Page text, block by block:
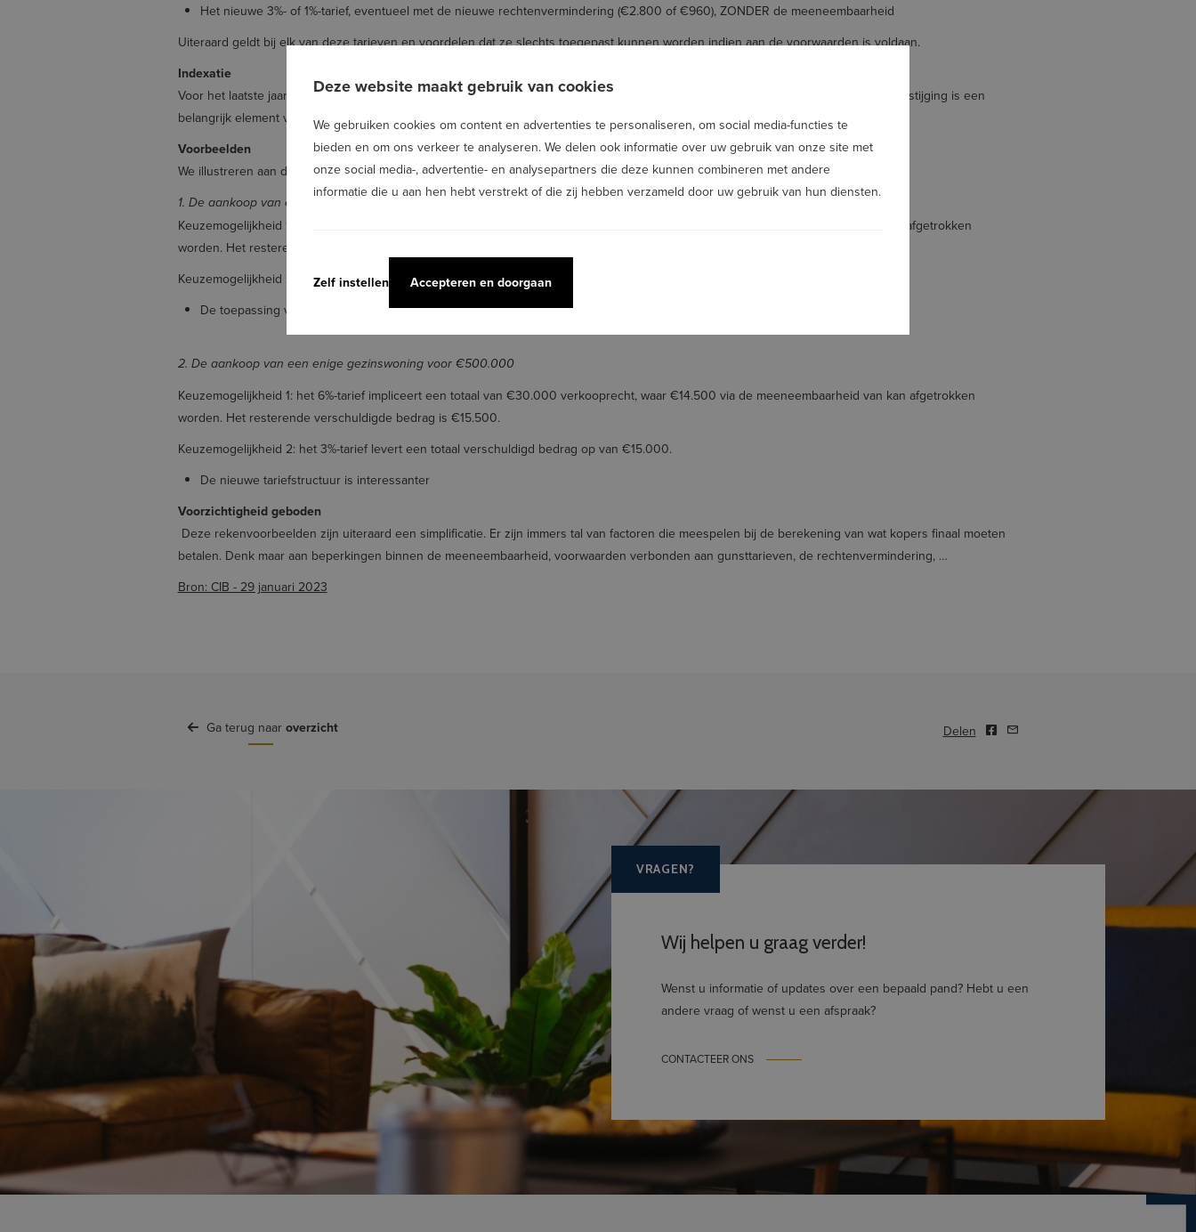
Het nieuwe 3%- of 1%-tarief, eventueel met de nieuwe rechtenvermindering (€2.800 of €960), ZONDER de meeneembaarheid
Uiteraard geldt bij elk van deze tarieven en voordelen dat ze slechts toegepast kunnen worden indien aan de voorwaarden is voldaan.
Indexatie
Voor het laatste jaar van haar bestaan bedraagt de meeneembaarheid €14.500, een verhoging met €1.500 tegenover vorig jaar. Die stijging is een
belangrijk element voor kopers om mee te nemen in hun rekenwerk.
Voorbeelden
We illustreren aan de hand van twee voorbeelden.
1. De aankoop van een enige gezinswoning voor €300.000
Keuzemogelijkheid 1: het 6%-tarief impliceert een totaal van €18.000 verkooprecht, waar €14.500 via de meeneembaarheid van kan afgetrokken
worden. Het resterende verschuldigde bedrag is €3.500.
Keuzemogelijkheid 2: het 3%-tarief levert een totaal verschuldigd bedrag op van €9.000.
De toepassing van de meeneembaarheid is interessanter
2. De aankoop van een enige gezinswoning voor €500.000
Keuzemogelijkheid 1: het 6%-tarief impliceert een totaal van €30.000 verkooprecht, waar €14.500 via de meeneembaarheid van kan afgetrokken
worden. Het resterende verschuldigde bedrag is €15.500.
Keuzemogelijkheid 2: het 3%-tarief levert een totaal verschuldigd bedrag op van €15.000.
De nieuwe tariefstructuur is interessanter
Voorzichtigheid geboden
Deze rekenvoorbeelden zijn uiteraard een simplificatie. Er zijn immers tal van factoren die meespelen bij de berekening van wat kopers finaal moeten
betalen. Denk maar aan beperkingen binnen de meeneembaarheid, voorwaarden verbonden aan gunsttarieven, de rechtenvermindering, …
Bron: CIB - 29 januari 2023
Ga terug naar overzicht Delen
VRAGEN?
Wij helpen u graag verder!
Wenst u informatie of updates over een bepaald pand? Hebt u een
andere vraag of wenst u een afspraak?
CONTACTEER ONS
Deze website maakt gebruik van cookies
We gebruiken cookies om content en advertenties te personaliseren, om social media-functies te
bieden en om ons verkeer te analyseren. We delen ook informatie over uw gebruik van onze site met
onze social media-, advertentie- en analysepartners die deze kunnen combineren met andere
informatie die u aan hen hebt verstrekt of die zij hebben verzameld door uw gebruik van hun diensten.
Zelf instellen Accepteren en doorgaan